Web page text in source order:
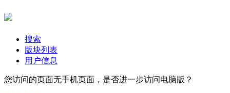
搜索
版块列表
用户信息
您访问的页面无手机页面，是否进一步访问电脑版？